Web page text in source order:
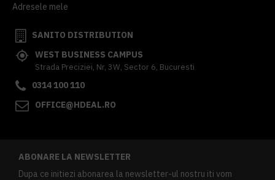
Adresele mele
SANITO DISTRIBUTION
WEST BUSINESS CAMPUS
Strada Preciziei, Nr, 3W, Sector 6, Bucuresti
0314 100 110
OFFICE@HDEAL.RO
ABONARE LA NEWSLETTER
Dupa ce initiezi abonarea la newsletter-ul nostru iti vom